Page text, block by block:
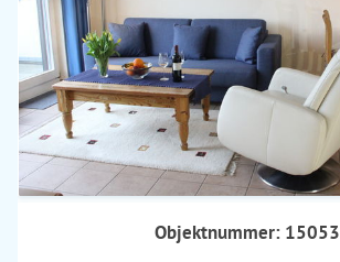
Objektnummer: 15053